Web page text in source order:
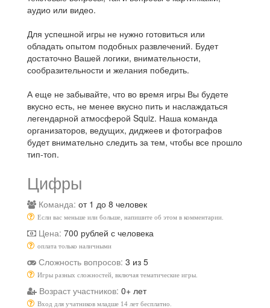
аудио или видео.
Для успешной игры не нужно готовиться или
обладать опытом подобных развлечений. Будет
достаточно Вашей логики, внимательности,
сообразительности и желания победить.
А еще не забывайте, что во время игры Вы будете
вкусно есть, не менее вкусно пить и наслаждаться
легендарной атмосферой Squiz. Наша команда
организаторов, ведущих, диджеев и фотографов
будет внимательно следить за тем, чтобы все прошло
тип-топ.
Цифры
Команда: от 1 до 8 человек
Если вас меньше или больше, напишите об этом в комментарии.
Цена: 700 рублей с человека
оплата только наличными
Сложность вопросов: 3 из 5
Игры разных сложностей, включая тематические игры.
Возраст участников: 0+ лет
Вход для учатников младше 14 лет бесплатно.